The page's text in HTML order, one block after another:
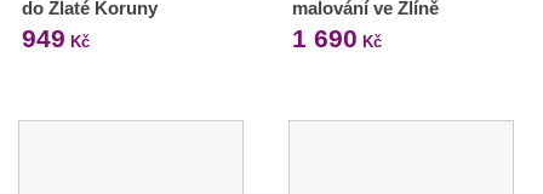
do Zlaté Koruny
949 Kč
malování ve Zlíně
1 690 Kč